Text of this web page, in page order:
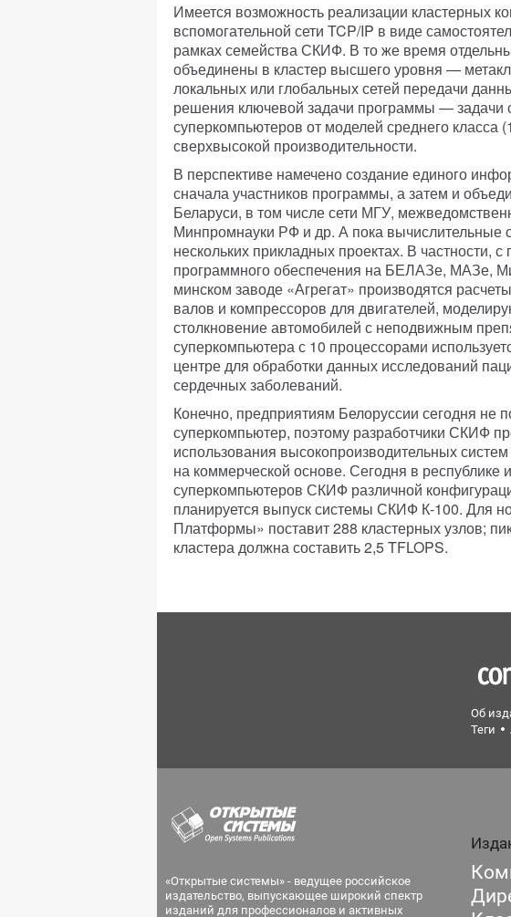
Имеется возможность реализации кластерных
вспомогательной сети TCP/IP в виде
рамках семейства СКИФ. В то же время
объединены в кластер высшего уровня —
локальных или глобальных сетей передачи
решения ключевой задачи программы — задачи
суперкомпьютеров от моделей среднего класса
сверхвысокой производительности.
В перспективе намечено создание единого
сначала участников программы, а затем и
Беларуси, в том числе сети МГУ,
Минпромнауки РФ и др. А пока вычислительные
нескольких прикладных проектах. В частности,
программного обеспечения на БЕЛАЗе, МАЗе,
минском заводе «Агрегат» производятся
валов и компрессоров для двигателей,
столкновение автомобилей с неподвижным
суперкомпьютера с 10 процессорами
центре для обработки данных исследований
сердечных заболеваний.
Конечно, предприятиям Белоруссии сегодня не
суперкомпьютер, поэтому разработчики СКИФ
использования высокопроизводительных
на коммерческой основе. Сегодня в республике
суперкомпьютеров СКИФ различной
планируется выпуск системы СКИФ К-100. Для
Платформы» поставит 288 кластерных узлов;
кластера должна составить 2,5 TFLOPS.
Об
Теги
«Открытые системы» - ведущее российское
издательство, выпускающее широкий спектр
изданий для профессионалов и активных